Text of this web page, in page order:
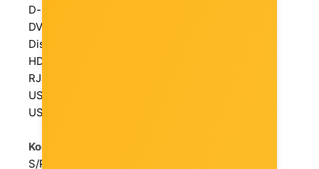
D-sub: n/a
DVI: n/a
Display Port: n/a
HDMI: 1
RJ45: 2
USB 2.0: 0
USB 3.0: 0
Konektori:
S/PDIF Out: Y